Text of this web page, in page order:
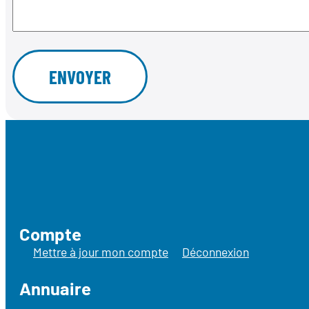
Compte
Mettre à jour mon compte Déconnexion
Annuaire